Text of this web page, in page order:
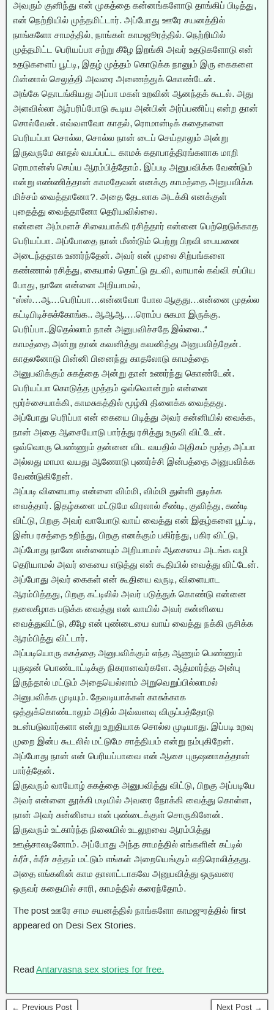
அவரும் குனிந்து என் முகத்தை கன்னங்களோடு தாங்கிப் பிடித்து,
என் நெற்றியில் முத்தமிட்டார். அப்போது ஊரே சயனத்தில்
நாங்களோ சாமத்தில், நாங்கள் காமஜூரத்தில். நெற்றியில்
முத்தமிட்ட பெரியப்பா சற்று கீழே இறங்கி அவர் உதடுகளோடு என்
உதடுகளைப் பூட்டி, இதழ் முத்தம் கொடுக்க நானும் இரு கைகளை
பின்னால் செலுத்தி அவரை அணைத்துக் கொண்டேன்.
அங்கே தொடங்கியது அப்பா மகள் உறவின் ஆனந்தக் கூடல். அது
அளவில்லா ஆர்பரிப்போடு கூடிய அன்பின் அர்ப்பணிப்பு என்ற தான்
சொல்வேன். எவ்வளவோ காதல், ரொமான்டிக் கதைகளை
பெரியப்பா சொல்ல, சொல்ல நான் டைப் செய்தாலும் அன்று
இருவருமே காதல் வயப்பட்ட காமக் கதாபாத்திரங்களாக மாறி
ரொமான்ஸ் செய்ய ஆரம்பித்தோம். இப்படி அனுபவிக்க வேண்டும்
என்று எண்ணித்தான் காமதேவன் எனக்கு காமத்தை அனுபவிக்க
மிச்சம் வைத்தானோ?. அதை தேடலாக அடக்கி எனக்குள்
புதைத்து வைத்தானோ தெரியவில்லை.
என்னை அம்மனச் சிலையாக்கி ரசித்தார் என்னை பெற்றெடுக்காத
பெரியப்பா. அப்போதை நான் மீண்டும் பெற்று பிறவி பையனை
அடைந்ததாக உணர்ந்தேன். அவர் என் முலை சிற்பங்களை
கண்ணால் ரசித்து, கையால் தொட்டு தடவி, வாயால் கவ்வி சப்பிய
போது, நானே என்னை அறியாமல்,
“ஸ்ஸ்…ஆ…பெரிப்பா…என்னவோ போல ஆகுது…என்னை முதல்ல
கட்டிபிடிச்சுக்கோங்க.. ஆஆஆ….ரொம்ப சுகமா இருக்கு.
பெரிப்பா..இதெல்லாம் நான் அனுபவிச்சதே இல்லை..“
காமத்தை அன்று தான் கவனித்து கவனித்து அனுபவித்தேன்.
காதலனோடு பின்னி பினைந்து காதலோடு காமத்தை
அனுபவிக்கும் சுகத்தை அன்று தான் உணர்ந்து கொண்டேன்.
பெரியப்பா கொடுத்த முத்தம் ஒவ்வொன்றும் என்னை
மூர்ச்சையாக்கி, காமசுகத்தில் மூழ்கி திளைக்க வைத்தது.
அப்போது பெரிப்பா என் கையை பிடித்து அவர் சுன்னியில் வைக்க,
நான் அதை ஆசையோடு பார்த்து ரசித்து உருவி விட்டேன்.
ஒவ்வொரு பெண்ணும் தன்னை விட வயதில் அதிகம் மூத்த அப்பா
அல்லது மாமா வயது ஆணோடு புணர்ச்சி இன்பத்தை அனுபவிக்க
வேண்டுகிறேன்.
அப்படி விளையாடி என்னை விம்மி, விம்மி துள்ளி துடிக்க
வைத்தார். இதழ்களை மட்டுமே விரலால் சீண்டி, குவித்து, சுண்டி
விட்டு, பிறகு அவர் வாயோடு வாய் வைத்து என் இதழ்களை பூட்டி,
இன்ப ரசத்தை உறிந்து, பிறகு எனக்கும் பகிர்ந்து, பகிர விட்டு,
அப்போது நானே என்னையும் அறியாமல் ஆசையை அடங்க வழி
தெரியாமல் அவர் கையை எடுத்து என் கூதியில் வைத்து விட்டேன்.
அப்போது அவர் கைகள் என் கூதியை வருடி, விளையாட
ஆரம்பித்தது, பிறகு கட்டிலில் அவர் படுத்துக் கொண்டு என்னை
தலைகீழாக படுக்க வைத்து என் வாயில் அவர் சுன்னியை
வைத்துவிட்டு, கீழே என் புண்டையை வாய் வைத்து நக்கி ருசிக்க
ஆரம்பித்து விட்டார்.
அப்படியொரு சுகத்தை அனுபவிக்கும் எந்த ஆணும் பெண்ணும்
புருஷன் பொண்டாட்டிக்கு நிகரானவர்களே. ஆத்மார்த்த அன்பு
இருந்தால் மட்டும் அதையெல்லாம் அறுவெறுப்பில்லாமல்
அனுபவிக்க முடியும். தேவடியாக்கள் காசுக்காக
ஒத்துக்கொண்டாலும் அதில் அவ்வளவு விருப்பத்தோடு
உடன்படுவார்களா என்று உறுதியாக சொல்ல முடியாது. இப்படி உறவு
முறை இன்ப கூடலில் மட்டுமே சாத்தியம் என்று நம்புகிறேன்.
அப்போது நான் என் பெரியப்பாவை என் ஆசை புருஷனாகத்தான்
பார்த்தேன்.
இருவரும் வாயோழ் சுகத்தை அனுபவித்து விட்டு, பிறகு அப்படியே
அவர் என்னை தூக்கி மடியில் அவரை நோக்கி வைத்து கொள்ள,
நான் அவர் சுன்னியை என் புண்டைக்குள் சொருகினேன்.
இருவரும் உட்கார்ந்த நிலையில் உடலுறவை ஆரம்பித்து
ஊஞ்சாலடினோம். அப்போது அந்த சாமத்தில் எங்களின் கட்டில்
க்ரீச், க்ரீச் சத்தம் மட்டும் எங்கள் அறையெங்கும் எதிரொலித்தது.
அதை எங்களின் காம தாலாட்டாகவே அனுபவித்து ஒருவரை
ஒருவர் கதையில் சாரி, காமத்தில் கரைந்தோம்.
The post ஊரே சாம சயனத்தில் நாங்களோ காமஜுரத்தில் first
appeared on Desi Sex Stories.
Read Antarvasna sex stories for free.
← Previous Post Next Post →